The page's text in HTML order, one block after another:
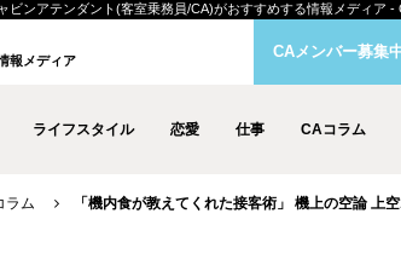
ンアテンダント(客室乗務員/CA)がおすすめする情報メディア -
報メディア
ライフスタイル 恋愛 仕事 CAコラム
CAメンバー募集
ラム 「機内食が教えてくれた接客術」 機上の空論